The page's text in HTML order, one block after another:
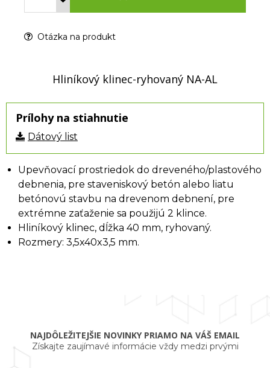
Otázka na produkt
Hliníkový klinec-ryhovaný NA-AL
Prílohy na stiahnutie
Dátový list
Upevňovací prostriedok do dreveného/plastového
debnenia, pre staveniskový betón alebo liatu
betónovú stavbu na drevenom debnení, pre
extrémne zaťaženie sa použijú 2 klince.
Hliníkový klinec, dĺžka 40 mm, ryhovaný.
Rozmery: 3,5x40x3,5 mm.
NAJDÔLEŽITEJŠIE NOVINKY PRIAMO NA VÁŠ EMAIL
Získajte zaujímavé informácie vždy medzi prvými